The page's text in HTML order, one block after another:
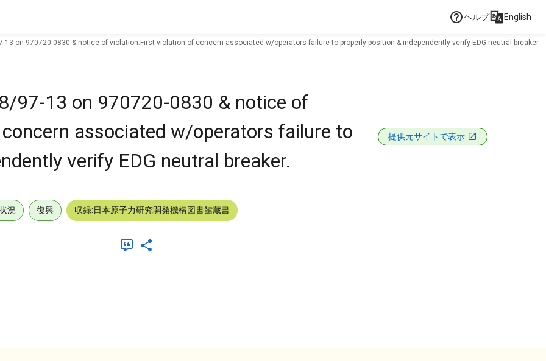
ヘルプ English
13 on 970720-0830 & notice of violation.First violation of concern associated w/operators failure to properly position & independently verify EDG neutral breaker.
97-13 on 970720-0830 & notice of
associated w/operators failure to
verify EDG neutral breaker.
提供元サイトで表示
況 復興 収録:日本原子力研究開発機構図書館蔵書